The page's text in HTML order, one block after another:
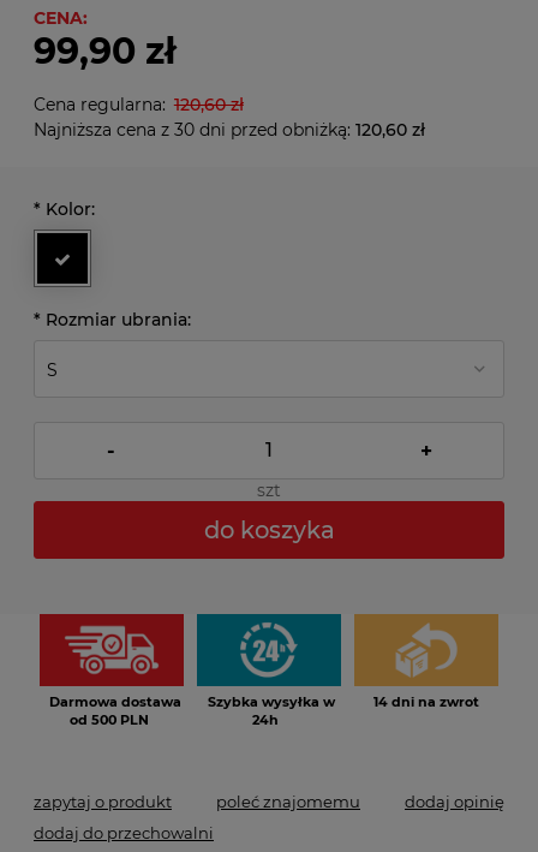
CENA:
99,90 zł
Cena regularna: 120,60 zł
Najniższa cena z 30 dni przed obniżką: 120,60 zł
* Kolor:
* Rozmiar ubrania:
- +
szt
do koszyka
Darmowa dostawa
od 500 PLN
Szybka wysyłka w
24h
14 dni na zwrot
zapytaj o produkt poleć znajomemu
dodaj opinię
dodaj do przechowalni